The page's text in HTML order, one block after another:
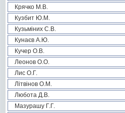
Крячко М.В.
Кузбит Ю.М.
Кузьміних С.В.
Кунаєв А.Ю.
Кучер О.В.
Леонов О.О.
Лис О.Г.
Літвінов О.М.
Любота Д.В.
Мазурашу Г.Г.